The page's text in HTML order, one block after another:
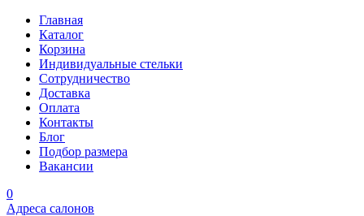
Главная
Каталог
Корзина
Индивидуальные стельки
Сотрудничество
Доставка
Оплата
Контакты
Блог
Подбор размера
Вакансии
0
Адреса салонов